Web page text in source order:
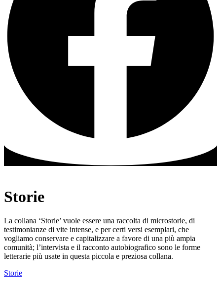
Storie
La collana ‘Storie’ vuole essere una raccolta di microstorie, di
testimonianze di vite intense, e per certi versi esemplari, che
vogliamo conservare e capitalizzare a favore di una più ampia
comunità; l’intervista e il racconto autobiografico sono le forme
letterarie più usate in questa piccola e preziosa collana.
Storie